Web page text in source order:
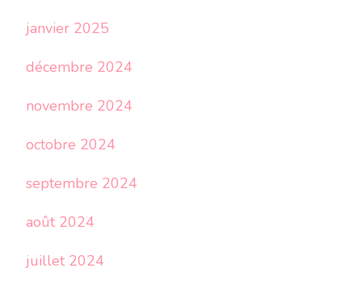
janvier 2025
décembre 2024
novembre 2024
octobre 2024
septembre 2024
août 2024
juillet 2024